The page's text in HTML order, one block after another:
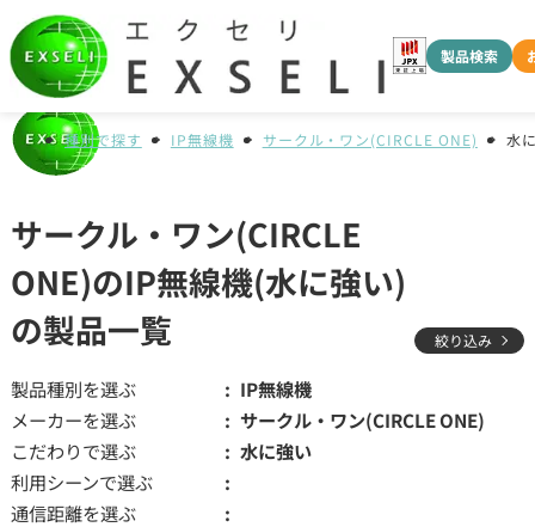
製品検索
種別で探す IP無線機 サークル・ワン(CIRCLE ONE) 水
サークル・ワン(CIRCLE
ONE)のIP無線機(水に強い)
の製品一覧
絞り込み
製品種別を選ぶ
IP無線機
メーカーを選ぶ
サークル・ワン(CIRCLE ONE)
こだわりで選ぶ
水に強い
利用シーンで選ぶ
通信距離を選ぶ